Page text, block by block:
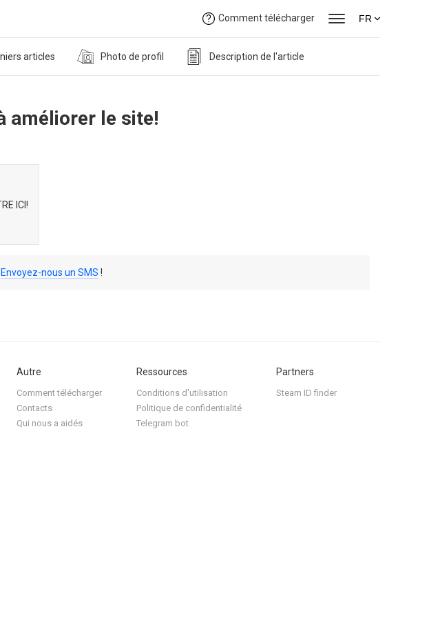
Comment télécharger FR
articles Photo de profil Description de l'article
améliorer le site!
ICI!
Envoyez-nous un SMS !
Autre
Comment télécharger
Contacts
Qui nous a aidés
Ressources
Conditions d'utilisation
Politique de confidentialité
Telegram bot
Partners
Steam ID finder